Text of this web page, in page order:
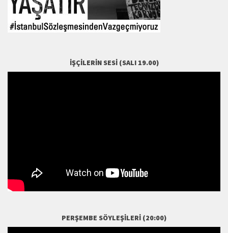
İŞÇILERIN SESI (SALI 19.00)
PERŞEMBE SÖYLEŞILERI (20:00)